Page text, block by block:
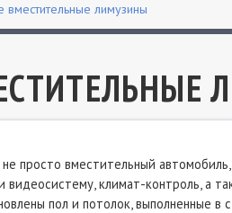
вместительные лимузины
просто вместительный
климат-контроль, а
пол и потолок, выполненные